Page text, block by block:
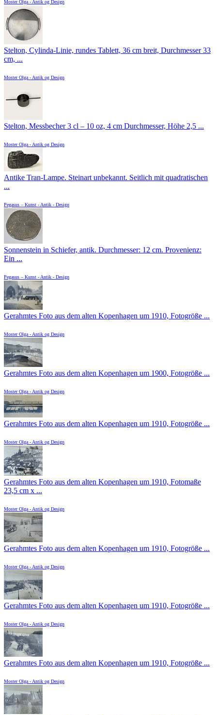
Moster Olga - Antik og Design
Stelton, Cylinda-Linie, rundes Tablett, 36 cm breit, Durchmesser 33
cm, ...
Moster Olga - Antik og Design
Stelton, Messbecher 3 cl – 10 oz, 4 cm Durchmesser, Höhe 2,5 ...
Moster Olga - Antik og Design
Antike Tran-Lampe. Steinart unbekannt. Seitlich mit quadratischen
...
Pegasus – Kunst - Antik - Design
Sonnenstein in Schiefer, antik. Durchmesser: 12 cm. Provenienz:
Ein ...
Pegasus – Kunst - Antik - Design
Gerahmtes Foto aus dem alten Kopenhagen um 1910, Fotogröße ...
Moster Olga - Antik og Design
Gerahmtes Foto aus dem alten Kopenhagen um 1900, Fotogröße ...
Moster Olga - Antik og Design
Gerahmtes Foto aus dem alten Kopenhagen um 1910, Fotogröße ...
Moster Olga - Antik og Design
Gerahmtes Foto aus dem alten Kopenhagen um 1910, Fotomaße
23,5 cm x ...
Moster Olga - Antik og Design
Gerahmtes Foto aus dem alten Kopenhagen um 1910, Fotogröße ...
Moster Olga - Antik og Design
Gerahmtes Foto aus dem alten Kopenhagen um 1910, Fotogröße ...
Moster Olga - Antik og Design
Gerahmtes Foto aus dem alten Kopenhagen um 1910, Fotogröße ...
Moster Olga - Antik og Design